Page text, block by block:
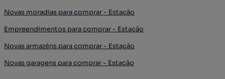
Novas moradias para comprar - Estação
Empreendimentos para comprar - Estação
Novas armazéns para comprar - Estação
Novas garagens para comprar - Estação